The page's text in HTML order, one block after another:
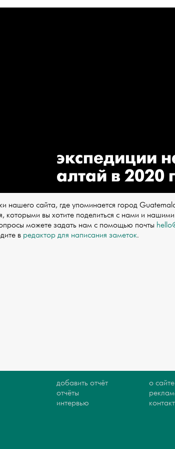
экспедиции
алтай в 2020
нашего сайта, где упоминается город
которыми вы хотите поделиться с нами и
можете задать нам с помощью почты
в редактор для написания заметок.
добавить отчёт
отчёты
интервью
о сайте